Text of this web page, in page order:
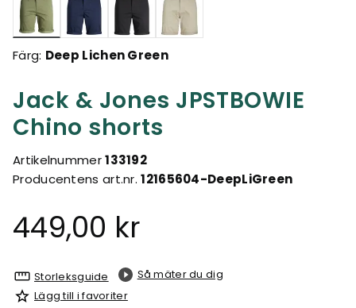
Jack & Jones JPSTBOWIE
Chino shorts
Artikelnummer133192
Producentens art.nr.12165604-DeepLiGreen
449,00 kr
Valda
Färg: Deep Lichen Green
Storleksguide
Så mäter du dig
Lägg till i favoriter